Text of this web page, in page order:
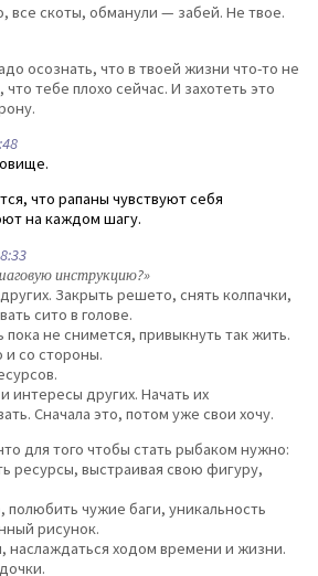
все скоты, обманули — забей. Не твое.
осознать, что в твоей жизни что-то не
тебе плохо сейчас. И захотеть это
что рапаны чувствуют себя
на каждом шагу.
инструкцию?»
Закрыть решето, снять колпачки,
сито в голове.
пока не снимется, привыкнуть так жить.
и со стороны.
интересы других. Начать их
Сначала это, потом уже свои хочу.
для того чтобы стать рыбаком нужно:
ресурсы, выстраивая свою фигуру,
чужие баги, уникальность
рисунок.
наслаждаться ходом времени и жизни.